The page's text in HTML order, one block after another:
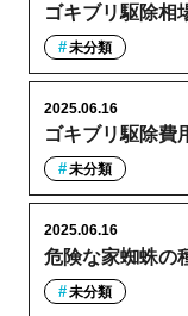
ゴキブリ駆除相
未分類
ゴキブリ駆除費
2025.06.16
未分類
危険な家蜘蛛の
2025.06.16
未分類